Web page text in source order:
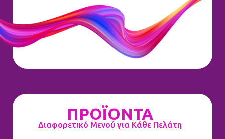
ΠΡΟΪΟΝΤΑ
Διαφορετικό Μενού για Κάθε Πελάτη